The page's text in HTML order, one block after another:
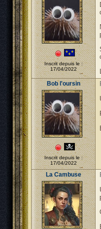
Inscrit depuis le :
17/04/2022
Bob l'oursin
Inscrit depuis le :
17/04/2022
La Cambuse